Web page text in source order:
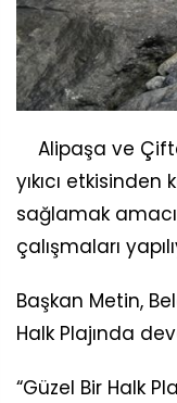
Alipaşa ve
yıkıcı
sağlamak
çalışmaları
Başkan Metin,
Halk Plajında
“Güzel Bir Halk